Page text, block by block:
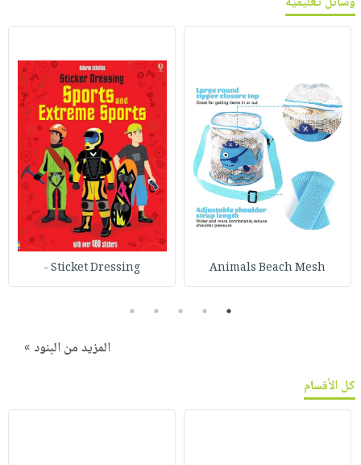
Animals Beach Mesh
Sticket Dressing -
1
2
3
4
5
المزيد من البنود »
كل الأقسام